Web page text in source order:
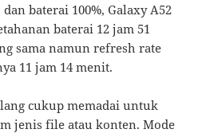
baterai 100%, Galaxy A52
baterai 12 jam 51
sama namun refresh rate
11 jam 14 menit.
cukup memadai untuk
jenis file atau konten. Mode